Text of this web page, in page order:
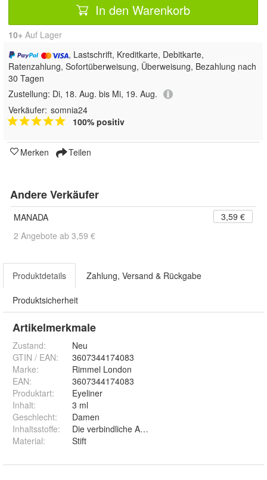
In den Warenkorb
10+ Auf Lager
, Lastschrift, Kreditkarte, Debitkarte,
Ratenzahlung, Sofortüberweisung, Überweisung, Bezahlung nach
30 Tagen
Zustellung: Di, 18. Aug. bis Mi, 19. Aug.
Verkäufer: somnia24
100% positiv
Merken Teilen
Andere Verkäufer
MANADA
3,59 €
2 Angebote ab 3,59 €
Produktdetails Zahlung, Versand & Rückgabe
Produktsicherheit
Artikelmerkmale
Zustand:
Neu
GTIN / EAN:
3607344174083
Marke:
Rimmel London
EAN:
3607344174083
Produktart:
Eyeliner
Inhalt:
3 ml
Geschlecht:
Damen
Inhaltsstoffe:
Die verbindliche Angabe der Inhaltsstoffe
Material: Stift